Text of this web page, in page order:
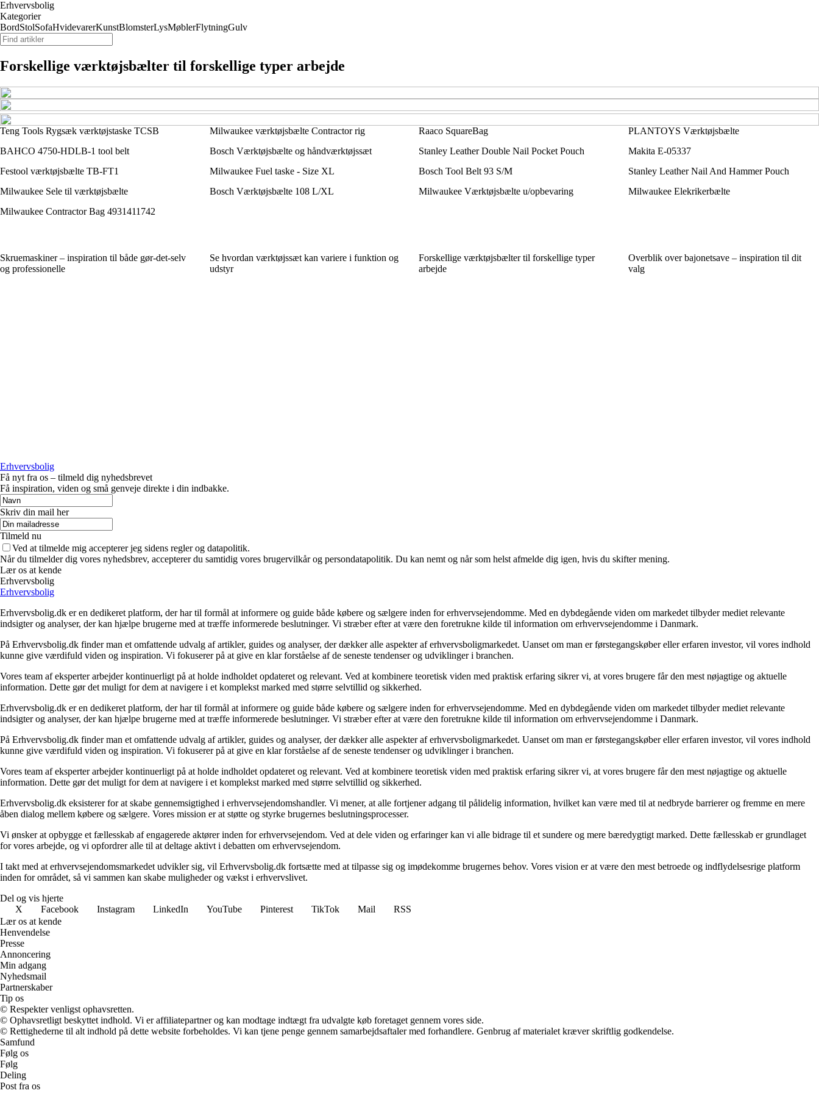
Erhvervsbolig
Kategorier
BordStolSofaHvidevarerKunstBlomsterLysMøblerFlytningGulv
Forskellige værktøjsbælter til forskellige typer arbejde
Teng Tools Rygsæk værktøjstaske TCSB Milwaukee værktøjsbælte Contractor rig Raaco SquareBag
PLANTOYS Værktøjsbælte
BAHCO 4750-HDLB-1 tool belt
Bosch Værktøjsbælte og håndværktøjssæt Stanley Leather Double Nail Pocket Pouch
Makita E-05337
Festool værktøjsbælte TB-FT1
Milwaukee Fuel taske - Size XL Bosch Tool Belt 93 S/M
Stanley Leather Nail And Hammer Pouch
Milwaukee Sele til værktøjsbælte
Bosch Værktøjsbælte 108 L/XL Milwaukee Værktøjsbælte u/opbevaring
Milwaukee Elekrikerbælte
Milwaukee Contractor Bag 4931411742
Skruemaskiner – inspiration til både gør-det-selv
og professionelle
Se hvordan værktøjssæt kan variere i funktion og
udstyr
Forskellige værktøjsbælter til forskellige typer
arbejde
Overblik over bajonetsave – inspiration til dit
valg
Erhvervsbolig
Få nyt fra os – tilmeld dig nyhedsbrevet
Få inspiration, viden og små genveje direkte i din indbakke.
Skriv din mail her
Tilmeld nu
Ved at tilmelde mig accepterer jeg sidens regler og datapolitik.
Når du tilmelder dig vores nyhedsbrev, accepterer du samtidig vores brugervilkår og persondatapolitik. Du kan nemt og når som helst afmelde dig igen, hvis du skifter mening.
Lær os at kende
Erhvervsbolig
Erhvervsbolig
Erhvervsbolig.dk er en dedikeret platform, der har til formål at informere og guide både købere og sælgere inden for erhvervsejendomme. Med en dybdegående viden om markedet tilbyder mediet relevante
indsigter og analyser, der kan hjælpe brugerne med at træffe informerede beslutninger. Vi stræber efter at være den foretrukne kilde til information om erhvervsejendomme i Danmark.
På Erhvervsbolig.dk finder man et omfattende udvalg af artikler, guides og analyser, der dækker alle aspekter af erhvervsboligmarkedet. Uanset om man er førstegangskøber eller erfaren investor, vil vores indhold
kunne give værdifuld viden og inspiration. Vi fokuserer på at give en klar forståelse af de seneste tendenser og udviklinger i branchen.
Vores team af eksperter arbejder kontinuerligt på at holde indholdet opdateret og relevant. Ved at kombinere teoretisk viden med praktisk erfaring sikrer vi, at vores brugere får den mest nøjagtige og aktuelle
information. Dette gør det muligt for dem at navigere i et komplekst marked med større selvtillid og sikkerhed.
Erhvervsbolig.dk er en dedikeret platform, der har til formål at informere og guide både købere og sælgere inden for erhvervsejendomme. Med en dybdegående viden om markedet tilbyder mediet relevante
indsigter og analyser, der kan hjælpe brugerne med at træffe informerede beslutninger. Vi stræber efter at være den foretrukne kilde til information om erhvervsejendomme i Danmark.
På Erhvervsbolig.dk finder man et omfattende udvalg af artikler, guides og analyser, der dækker alle aspekter af erhvervsboligmarkedet. Uanset om man er førstegangskøber eller erfaren investor, vil vores indhold
kunne give værdifuld viden og inspiration. Vi fokuserer på at give en klar forståelse af de seneste tendenser og udviklinger i branchen.
Vores team af eksperter arbejder kontinuerligt på at holde indholdet opdateret og relevant. Ved at kombinere teoretisk viden med praktisk erfaring sikrer vi, at vores brugere får den mest nøjagtige og aktuelle
information. Dette gør det muligt for dem at navigere i et komplekst marked med større selvtillid og sikkerhed.
Erhvervsbolig.dk eksisterer for at skabe gennemsigtighed i erhvervsejendomshandler. Vi mener, at alle fortjener adgang til pålidelig information, hvilket kan være med til at nedbryde barrierer og fremme en mere
åben dialog mellem købere og sælgere. Vores mission er at støtte og styrke brugernes beslutningsprocesser.
Vi ønsker at opbygge et fællesskab af engagerede aktører inden for erhvervsejendom. Ved at dele viden og erfaringer kan vi alle bidrage til et sundere og mere bæredygtigt marked. Dette fællesskab er grundlaget
for vores arbejde, og vi opfordrer alle til at deltage aktivt i debatten om erhvervsejendom.
I takt med at erhvervsejendomsmarkedet udvikler sig, vil Erhvervsbolig.dk fortsætte med at tilpasse sig og imødekomme brugernes behov. Vores vision er at være den mest betroede og indflydelsesrige platform
inden for området, så vi sammen kan skabe muligheder og vækst i erhvervslivet.
Del og vis hjerte
X
Facebook Instagram LinkedIn YouTube Pinterest TikTok Mail
RSS
Lær os at kende
Henvendelse
Presse
Annoncering
Min adgang
Nyhedsmail
Partnerskaber
Tip os
© Respekter venligst ophavsretten.
© Ophavsretligt beskyttet indhold. Vi er affiliatepartner og kan modtage indtægt fra udvalgte køb foretaget gennem vores side.
© Rettighederne til alt indhold på dette website forbeholdes. Vi kan tjene penge gennem samarbejdsaftaler med forhandlere. Genbrug af materialet kræver skriftlig godkendelse.
Samfund
Følg os
Følg
Deling
Post fra os